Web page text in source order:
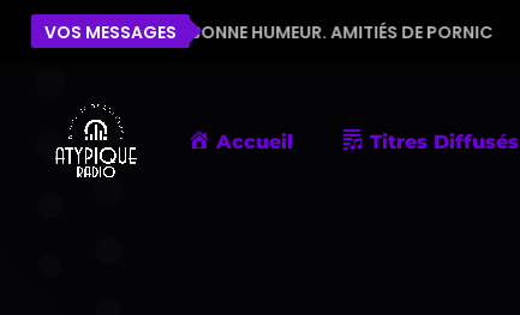
VOS MESSAGES
LA BONNE HUMEUR. AMITIÉS DE PORNIC
Accueil Titres Diffusés